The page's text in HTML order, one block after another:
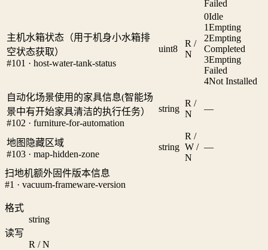
Failed
主机水箱状态（用于机身小水箱排
空状态获取）
#101 · host-water-tank-status
uint8
R /
N
0Idle
1Empting
2Empting
Completed
3Empting
Failed
4Not Installed
自动化场景使用的家具信息(智能场
景中有开始家具清洁的执行任务）
#102 · furniture-for-automation
string
R /
N
—
地图隐藏区域
#103 · map-hidden-zone
string
R /
W /
N
—
扫地机额外固件版本信息
#1 · vacuum-frameware-version
格式
string
读写
R / N